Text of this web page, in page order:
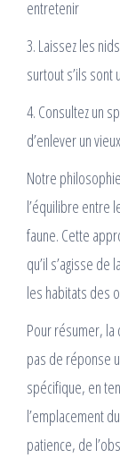
entretenir
3. Laissez les
surtout s’ils sont
4. Consultez un
d’enlever un
Notre
l’équilibre entre
faune. Cette
qu’il s’agisse
les habitats des
Pour résumer, la
pas de réponse
spécifique, en
l’emplacement
patience, de